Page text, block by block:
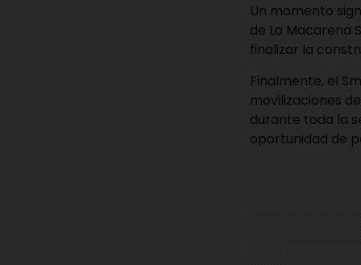
Un momento
de La Macarena
finalizar la
Finalmente, el
movilizaciones
durante toda la
oportunidad de